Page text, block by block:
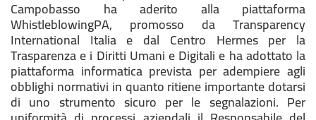
Campobasso ha aderito alla piattaforma
WhistleblowingPA, promosso da Transparency
International Italiae dal Centro Hermes per la
Trasparenza e i Diritti Umani e Digitali e ha adottato la
piattaforma informatica prevista per adempiere agli
obblighi normativi in quanto ritiene importante dotarsi
di uno strumento sicuro per le segnalazioni. Per